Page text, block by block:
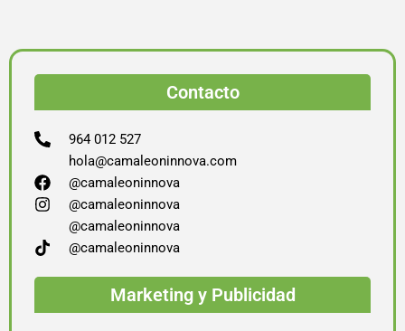
Contacto
964 012 527
hola@camaleoninnova.com
@camaleoninnova
@camaleoninnova
@camaleoninnova
@camaleoninnova
Marketing y Publicidad